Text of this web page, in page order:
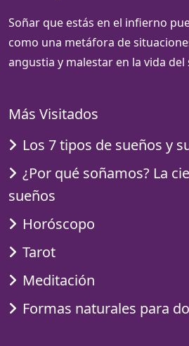
Soñar que estás en el infierno
como una metáfora de
angustia y malestar en la vida del
Más Visitados
Los 7 tipos de sueños y
¿Por qué soñamos? La
sueños
Horóscopo
Tarot
Meditación
Formas naturales para